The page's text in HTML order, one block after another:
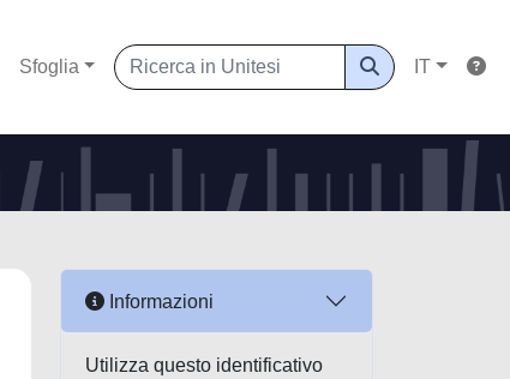
Sfoglia IT
Informazioni
Utilizza questo identificativo